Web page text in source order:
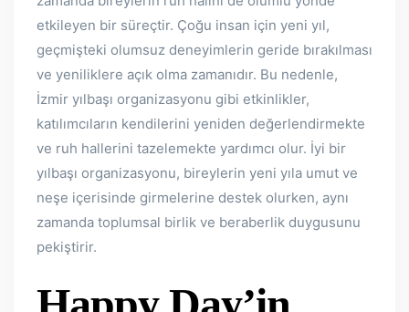
etkileyen bir süreçtir. Çoğu insan için yeni yıl,
geçmişteki olumsuz deneyimlerin geride bırakılması
ve yeniliklere açık olma zamanıdır. Bu nedenle,
İzmir yılbaşı organizasyonu gibi etkinlikler,
katılımcıların kendilerini yeniden değerlendirmekte
ve ruh hallerini tazelemekte yardımcı olur. İyi bir
yılbaşı organizasyonu, bireylerin yeni yıla umut ve
neşe içerisinde girmelerine destek olurken, aynı
zamanda toplumsal birlik ve beraberlik duygusunu
pekiştirir.